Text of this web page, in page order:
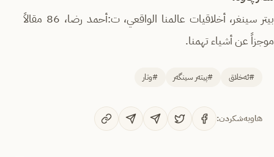
بيتر سينغر، أخلاقيات عالمنا الواقعي، ت:أحمد رضا، 86 مقالاً
موجزاً عن أشياء تهمنا.
#ئەخلاق #پیتەر سینگەر #وتار
هاوبەشکردن: